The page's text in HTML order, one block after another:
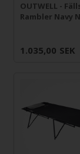
OUTWELL -
Rambler Navy
1.035,00 SEK